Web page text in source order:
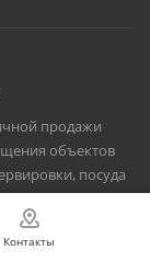
продажи
объектов
посуда
Контакты